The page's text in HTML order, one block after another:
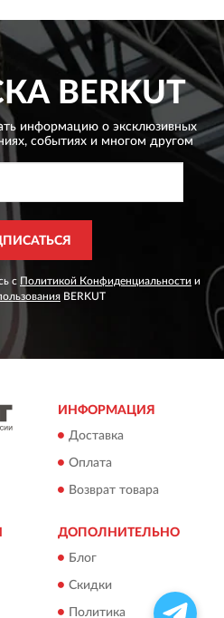
BERKUT
информацию о эксклюзивных
событиях и многом другом
с Политикой Конфиденциальности и
BERKUT
ИНФОРМАЦИЯ
Доставка
Оплата
Возврат товара
ДОПОЛНИТЕЛЬНО
Блог
Скидки
Политика